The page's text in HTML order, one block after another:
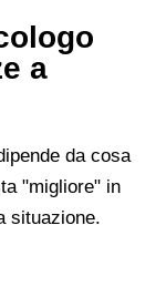
a
da cosa
"migliore" in
situazione.